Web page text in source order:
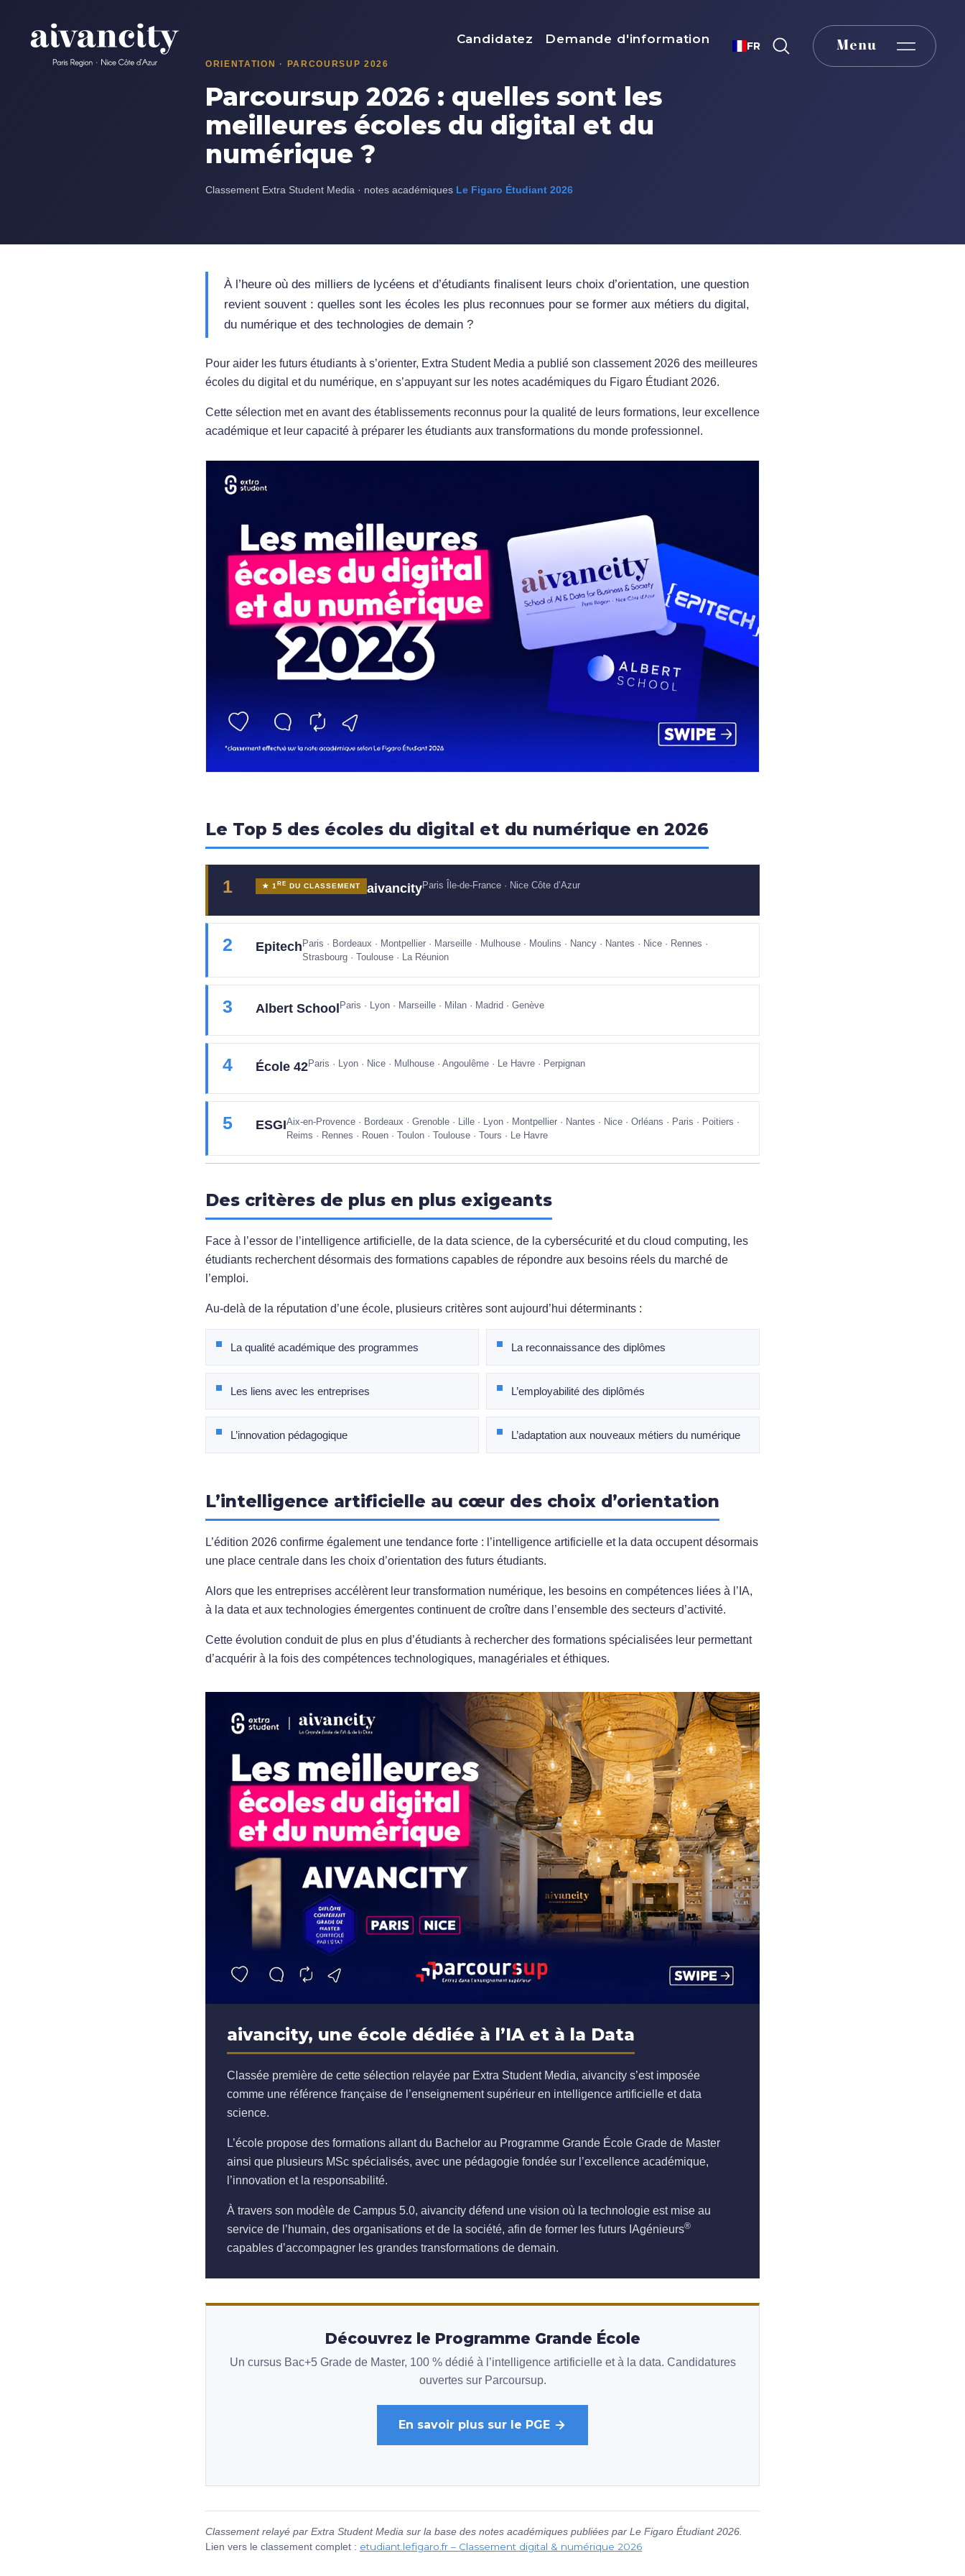
Menu top
Candidatez Demande d'information FR Menu
ORIENTATION · PARCOURSUP 2026
Parcoursup 2026 : quelles sont les
meilleures écoles du digital et du
numérique ?
Classement Extra Student Media · notes académiques Le Figaro Étudiant 2026
À l’heure où des milliers de lycéens et d’étudiants finalisent leurs choix d’orientation, une question
revient souvent : quelles sont les écoles les plus reconnues pour se former aux métiers du digital,
du numérique et des technologies de demain ?
Pour aider les futurs étudiants à s’orienter, Extra Student Media a publié son classement 2026 des meilleures
écoles du digital et du numérique, en s’appuyant sur les notes académiques du Figaro Étudiant 2026.
Cette sélection met en avant des établissements reconnus pour la qualité de leurs formations, leur excellence
académique et leur capacité à préparer les étudiants aux transformations du monde professionnel.
Le Top 5 des écoles du digital et du numérique en 2026
1 ★ 1 RE DU CLASSEMENT aivancityParis Île-de-France · Nice Côte d’Azur
2 Epitech Paris · Bordeaux · Montpellier · Marseille · Mulhouse · Moulins · Nancy · Nantes · Nice · Rennes ·
Strasbourg · Toulouse · La Réunion
3 Albert School Paris · Lyon · Marseille · Milan · Madrid · Genève
4 École 42Paris · Lyon · Nice · Mulhouse · Angoulême · Le Havre · Perpignan
5 ESGIAix-en-Provence · Bordeaux · Grenoble · Lille · Lyon · Montpellier · Nantes · Nice · Orléans · Paris · Poitiers ·
Reims · Rennes · Rouen · Toulon · Toulouse · Tours · Le Havre
Des critères de plus en plus exigeants
Face à l’essor de l’intelligence artificielle, de la data science, de la cybersécurité et du cloud computing, les
étudiants recherchent désormais des formations capables de répondre aux besoins réels du marché de
l’emploi.
Au-delà de la réputation d’une école, plusieurs critères sont aujourd’hui déterminants :
La qualité académique des programmes La reconnaissance des diplômes
Les liens avec les entreprises L’employabilité des diplômés
L’innovation pédagogique L’adaptation aux nouveaux métiers du numérique
L’intelligence artificielle au cœur des choix d’orientation
L’édition 2026 confirme également une tendance forte : l’intelligence artificielle et la data occupent désormais
une place centrale dans les choix d’orientation des futurs étudiants.
Alors que les entreprises accélèrent leur transformation numérique, les besoins en compétences liées à l’IA,
à la data et aux technologies émergentes continuent de croître dans l’ensemble des secteurs d’activité.
Cette évolution conduit de plus en plus d’étudiants à rechercher des formations spécialisées leur permettant
d’acquérir à la fois des compétences technologiques, managériales et éthiques.
aivancity, une école dédiée à l’IA et à la Data
Classée première de cette sélection relayée par Extra Student Media, aivancity s’est imposée
comme une référence française de l’enseignement supérieur en intelligence artificielle et data
science.
L’école propose des formations allant du Bachelor au Programme Grande École Grade de Master
ainsi que plusieurs MSc spécialisés, avec une pédagogie fondée sur l’excellence académique,
l’innovation et la responsabilité.
À travers son modèle de Campus 5.0, aivancity défend une vision où la technologie est mise au
service de l’humain, des organisations et de la société, afin de former les futurs IAgénieurs®
capables d’accompagner les grandes transformations de demain.
Découvrez le Programme Grande École
Un cursus Bac+5 Grade de Master, 100 % dédié à l’intelligence artificielle et à la data. Candidatures
ouvertes sur Parcoursup.
En savoir plus sur le PGE
Classement relayé par Extra Student Media sur la base des notes académiques publiées par Le Figaro Étudiant 2026.
Lien vers le classement complet : etudiant.lefigaro.fr – Classement digital & numérique 2026